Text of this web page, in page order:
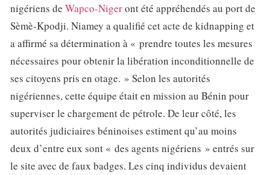
nigériens de Wapco-Nigeront été appréhendés au port de
Sèmè-Kpodji. Niamey a qualifié cet acte de kidnapping et
a affirmé sa détermination à « prendre toutes les mesures
nécessaires pour obtenir la libération inconditionnelle de
ses citoyens pris en otage. » Selon les autorités
nigériennes, cette équipe était en mission au Bénin pour
superviser le chargement de pétrole. De leur côté, les
autorités judiciaires béninoises estiment qu’au moins
deux d’entre eux sont « des agents nigériens » entrés sur
le site avec de faux badges. Les cinq individus devaient